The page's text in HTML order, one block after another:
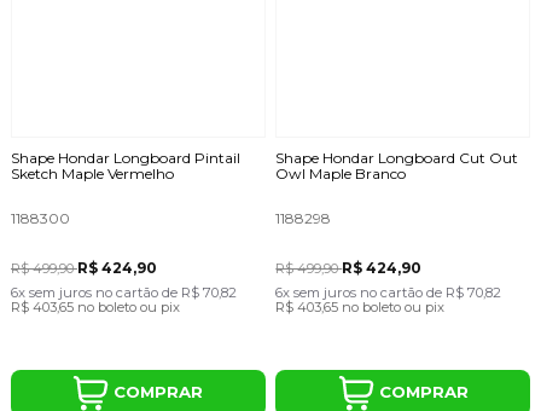
Shape Hondar Longboard Pintail
Sketch Maple Vermelho
1188300
R$ 499,90R$ 424,90
6x sem juros no cartãode R$ 70,82
R$ 403,65 no boleto ou pix
COMPRAR
Shape Hondar Longboard Cut Out
Owl Maple Branco
1188298
R$ 499,90R$ 424,90
6x sem juros no cartão de R$ 70,82
R$ 403,65 no boleto ou pix
COMPRAR